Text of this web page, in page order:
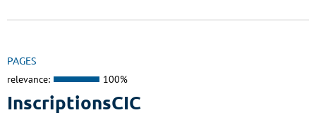
PAGES
relevance: 100%
InscriptionsCIC